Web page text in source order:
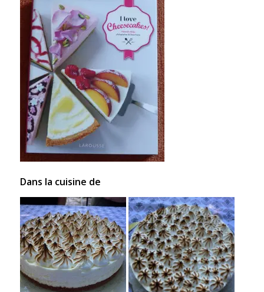
Dans la cuisine de